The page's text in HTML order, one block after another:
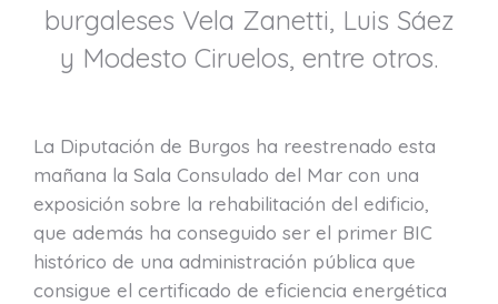
burgaleses Vela Zanetti, Luis Sáez
y Modesto Ciruelos, entre otros.
La Diputación de Burgos ha reestrenado esta
mañana la Sala Consulado del Mar con una
exposición sobre la rehabilitación del edificio,
que además ha conseguido ser el primer BIC
histórico de una administración pública que
consigue el certificado de eficiencia energética